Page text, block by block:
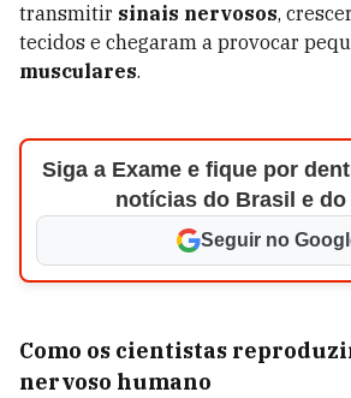
transmitir sinais nervosos,
tecidos e chegaram a provocar
musculares.
Siga a Exame e fique por
notícias do Brasil e do
Seguir no
Como os cientistas
nervoso humano